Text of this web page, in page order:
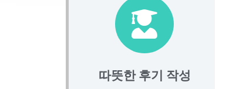
따뜻한 후기 작성